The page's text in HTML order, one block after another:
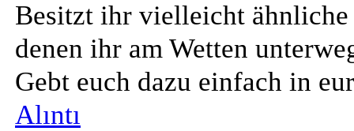
Besitzt ihr vielleicht
denen ihr am Wetten
Gebt euch dazu einfach in
Alıntı